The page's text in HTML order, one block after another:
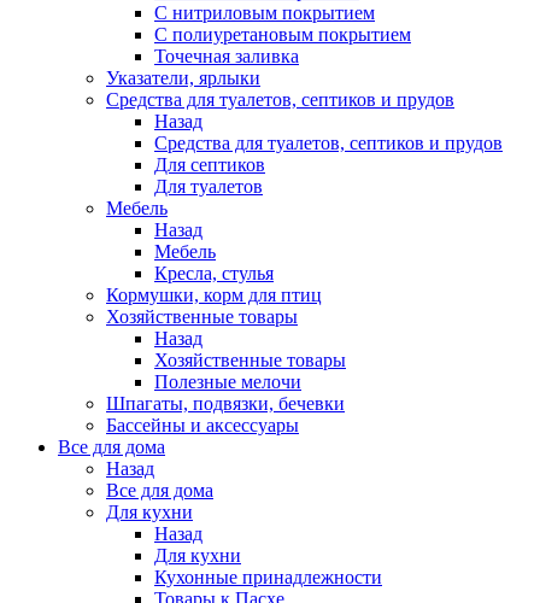
С нитриловым покрытием
С полиуретановым покрытием
Точечная заливка
Указатели, ярлыки
Средства для туалетов, септиков и прудов
Назад
Средства для туалетов, септиков и прудов
Для септиков
Для туалетов
Мебель
Назад
Мебель
Кресла, стулья
Кормушки, корм для птиц
Хозяйственные товары
Назад
Хозяйственные товары
Полезные мелочи
Шпагаты, подвязки, бечевки
Бассейны и аксессуары
Все для дома
Назад
Все для дома
Для кухни
Назад
Для кухни
Кухонные принадлежности
Товары к Пасхе